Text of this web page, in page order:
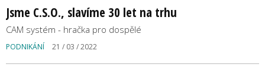
Jsme C.S.O., slavíme 30 let na trhu
CAM systém - hračka pro dospělé
PODNIKÁNÍ 21 / 03 / 2022